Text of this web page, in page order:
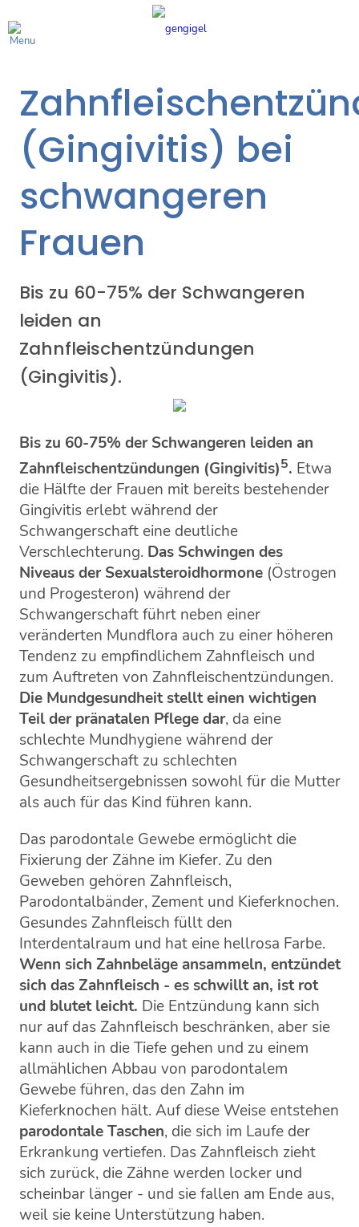
(Gingivitis) bei
schwangeren
Frauen
Bis zu 60-75% der Schwangeren
leiden an
Zahnfleischentzündungen
(Gingivitis).
Bis zu 60-75% der Schwangeren leiden an
Zahnfleischentzündungen (Gingivitis)5. Etwa
die Hälfte der Frauen mit bereits bestehender
Gingivitis erlebt während der
Schwangerschaft eine deutliche
Verschlechterung. Das Schwingen des
Niveaus der Sexualsteroidhormone(Östrogen
und Progesteron) während der
Schwangerschaft führt neben einer
veränderten Mundflora auch zu einer höheren
Tendenz zu empfindlichem Zahnfleisch und
zum Auftreten von Zahnfleischentzündungen.
Die Mundgesundheit stellt einen wichtigen
Teil der pränatalen Pflege dar, da eine
schlechte Mundhygiene während der
Schwangerschaft zu schlechten
Gesundheitsergebnissen sowohl für die Mutter
als auch für das Kind führen kann.
Das parodontale Gewebe ermöglicht die
Fixierung der Zähne im Kiefer. Zu den
Geweben gehören Zahnfleisch,
Parodontalbänder, Zement und Kieferknochen.
Gesundes Zahnfleisch füllt den
Interdentalraum und hat eine hellrosa Farbe.
Wenn sich Zahnbeläge ansammeln, entzündet
sich das Zahnfleisch - es schwillt an, ist rot
und blutet leicht. Die Entzündung kann sich
nur auf das Zahnfleisch beschränken, aber sie
kann auch in die Tiefe gehen und zu einem
allmählichen Abbau von parodontalem
Gewebe führen, das den Zahn im
Kieferknochen hält. Auf diese Weise entstehen
parodontale Taschen, die sich im Laufe der
Erkrankung vertiefen. Das Zahnfleisch zieht
sich zurück, die Zähne werden locker und
scheinbar länger - und sie fallen am Ende aus,
weil sie keine Unterstützung haben.